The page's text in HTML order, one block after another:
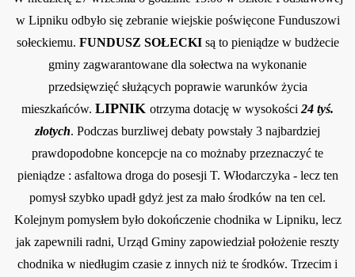
w Lipniku odbyło się zebranie wiejskie poświęcone Funduszowi
sołeckiemu. FUNDUSZ SOŁECKI są to pieniądze w budżecie
gminy zagwarantowane dla sołectwa na wykonanie
przedsięwzięć służących poprawie warunków życia
mieszkańców. LIPNIK otrzyma dotację w wysokości 24 tyś.
złotych. Podczas burzliwej debaty powstały 3 najbardziej
prawdopodobne koncepcje na co możnaby przeznaczyć te
pieniądze : asfaltowa droga do posesji T. Włodarczyka - lecz ten
pomysł szybko upadł gdyż jest za mało środków na ten cel.
Kolejnym pomysłem było dokończenie chodnika w Lipniku, lecz
jak zapewnili radni, Urząd Gminy zapowiedział położenie reszty
chodnika w niedługim czasie z innych niż te środków. Trzecim i
2012
2012!